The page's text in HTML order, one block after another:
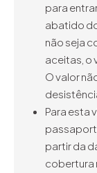
para
abatido
não seja
aceitas, o
O valor
Para esta
partir da
cobertura